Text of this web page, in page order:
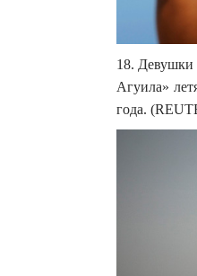
18. Девушки
Агуила»
года.